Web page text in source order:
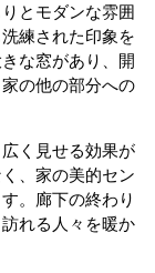
とモダンな雰囲
練された印象を
な窓があり、開
の他の部分への
く見せる効果が
、家の美的セン
。廊下の終わり
れる人々を暖か